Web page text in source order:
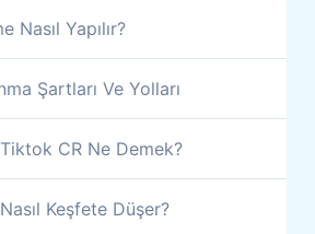
Nasıl Yapılır?
Şartları Ve Yolları
CR Ne Demek?
Keşfete Düşer?